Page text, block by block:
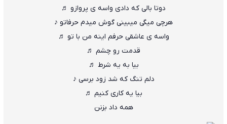
دوتا بالی که دادی واسه ی پروازو ♬
هرچی میگی میبینی گوش میدم حرفاتو ♪
واسه ی عاشقی حرفم اینه من با تو ♬
قدمت رو چشم ♬
بیا به یه شرط ♬
دلم تنگ که شد زود برسی ♪
بیا یه کاری کنیم ♬
همه داد بزنن